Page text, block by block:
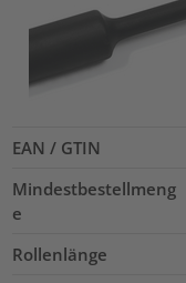
EAN / GTIN
Mindestbestellmeng
e
Rollenlänge